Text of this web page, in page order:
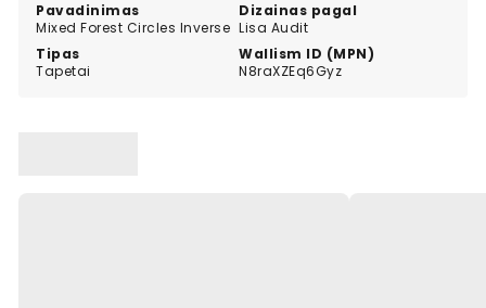
Pavadinimas
Mixed Forest Circles Inverse
Dizainas pagal
Lisa Audit
Tipas
Tapetai
Wallism ID (MPN)
N8raXZEq6Gyz